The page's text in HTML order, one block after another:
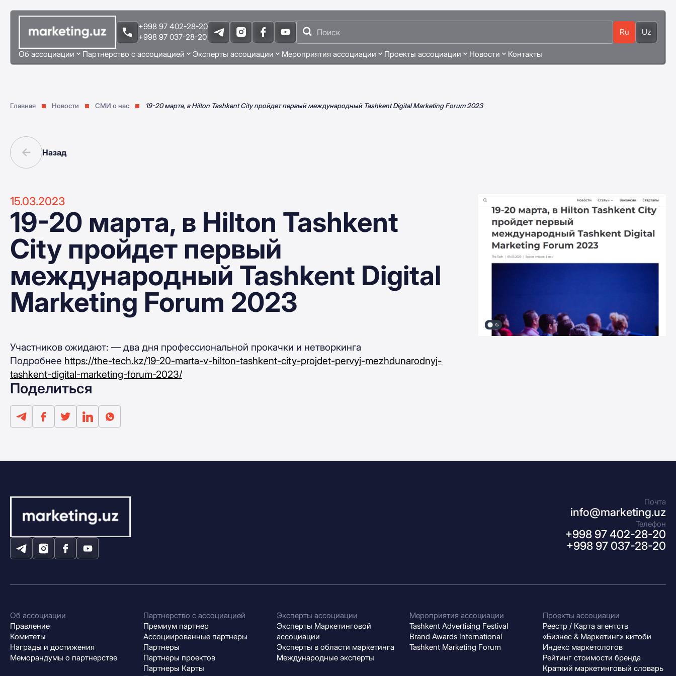
+998 97 402-28-20
+998 97 037-28-20
Ru Uz
Об ассоциации Партнерство с ассоциацией Эксперты ассоциации Мероприятия ассоциации Проекты ассоциации Новости Контакты
Главная Новости СМИ о нас 19-20 марта, в Hilton Tashkent City пройдет первый международный Tashkent Digital Marketing Forum 2023
Назад
15.03.2023
19-20 марта, в Hilton Tashkent
City пройдет первый
международный Tashkent Digital
Marketing Forum 2023
Участников ожидают: — два дня профессиональной прокачки и нетворкинга
Подробнее https://the-tech.kz/19-20-marta-v-hilton-tashkent-city-projdet-pervyj-mezhdunarodnyj-
tashkent-digital-marketing-forum-2023/
Поделиться
Почта
info@marketing.uz
Телефон
+998 97 402-28-20
+998 97 037-28-20
Об ассоциации
Правление
Комитеты
Награды и достижения
Меморандумы о партнерстве
Партнерство с ассоциацией
Премиум партнер
Ассоциированные партнеры
Партнеры
Партнеры проектов
Партнеры Карты
Эксперты ассоциации
Эксперты Маркетинговой
ассоциации
Эксперты в области маркетинга
Международные эксперты
Мероприятия ассоциации
Tashkent Advertising Festival
Brand Awards International
Tashkent Marketing Forum
Проекты ассоциации
Реестр / Карта агентств
«Бизнес & Маркетинг» китоби
Индекс маркетологов
Рейтинг стоимости бренда
Краткий маркетинговый словарь